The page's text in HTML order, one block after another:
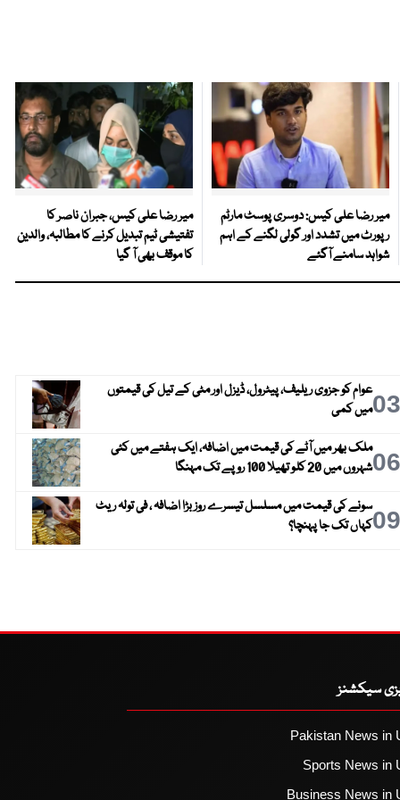
میر رضا علی کیس: دوسری پوسٹ مارٹم
رپورٹ میں تشدد اور گولی لگنے کے اہم
شواہد سامنے آگئے
میر رضا علی کیس، جبران ناصر کا
تفتیشی ٹیم تبدیل کرنے کا مطالبہ، والدین
کا موقف بھی آ گیا
03عوام کو جزوی ریلیف، پیٹرول، ڈیزل اور مٹی کے تیل کی قیمتوں
میں کمی
06ملک بھر میں آٹے کی قیمت میں اضافہ، ایک ہفتے میں کئی
شہروں میں 20 کلو تھیلا 100 روپے تک مہنگا
09سونے کی قیمت میں مسلسل تیسرے روز بڑا اضافہ ، فی تولہ ریٹ
کہاں تک جا پہنچا؟
سیکشنز
Pakistan News in
Sports News in
Business News in